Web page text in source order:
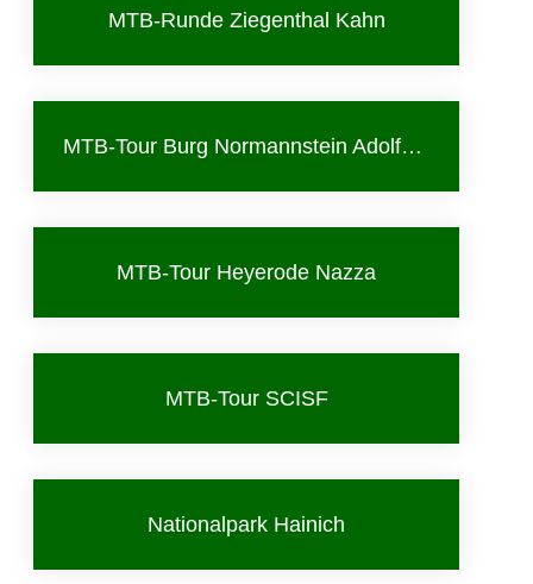
MTB-Runde Ziegenthal Kahn
MTB-Tour Burg Normannstein Adolfsburg
MTB-Tour Heyerode Nazza
MTB-Tour SCISF
Nationalpark Hainich